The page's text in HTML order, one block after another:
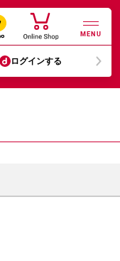
MENU
ログインする